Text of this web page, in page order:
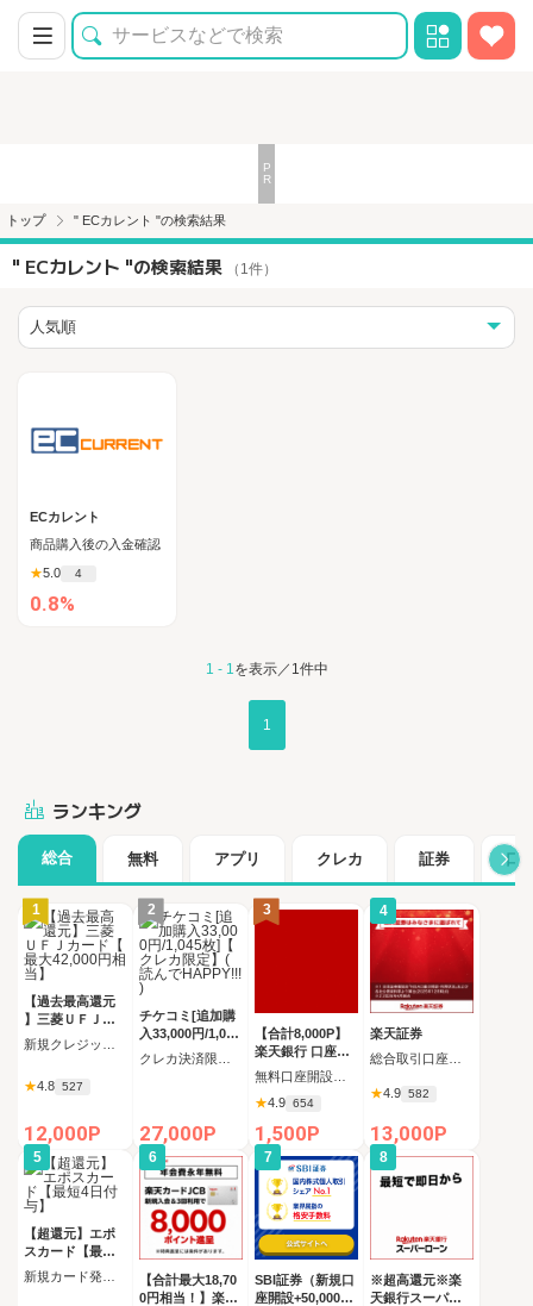
トップ " ECカレント "の検索結果
" ECカレント "の検索結果 （1件）
ECカレント
商品購入後の入金確認
★5.0 4
0.8%
1 - 1を表示／1件中
1
ランキング
総合 無料 アプリ クレカ 証券 口
1
【過去最高還元
】三菱ＵＦＪカ
ード【最大42,00
0円相当】
★4.8 527
12,000P
2
チケコミ[追加購
入33,000円/1,045
枚]【クレカ限定
】(読んでHAPPY
27,000P
3
【合計8,000P】
楽天銀行 口座開
設
★4.9 654
1,500P
4
楽天証券
★4.9 582
13,000P
5
【超還元】エポ
スカード【最短4
日付与】
6
【合計最大18,70
0円相当！】楽天
7
SBI証券（新規口
座開設+50,000円
8
※超高還元※楽
天銀行スーパー